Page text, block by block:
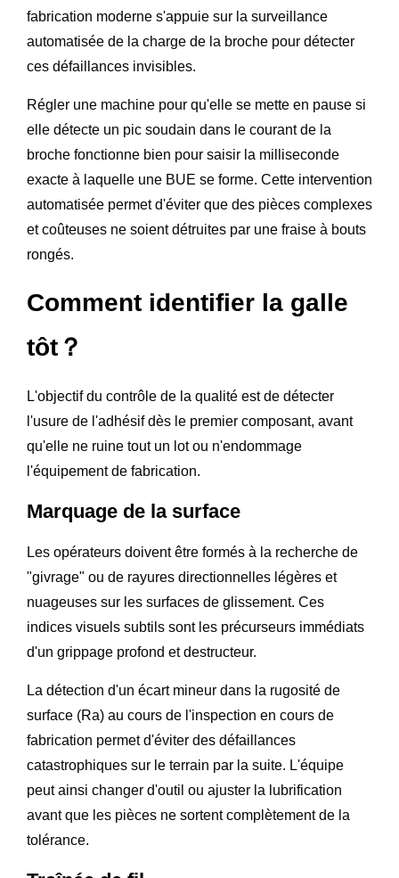
fabrication moderne s'appuie sur la surveillance
automatisée de la charge de la broche pour détecter
ces défaillances invisibles.
Régler une machine pour qu'elle se mette en pause si
elle détecte un pic soudain dans le courant de la
broche fonctionne bien pour saisir la milliseconde
exacte à laquelle une BUE se forme. Cette intervention
automatisée permet d'éviter que des pièces complexes
et coûteuses ne soient détruites par une fraise à bouts
rongés.
Comment identifier la galle
tôt？
L'objectif du contrôle de la qualité est de détecter
l'usure de l'adhésif dès le premier composant, avant
qu'elle ne ruine tout un lot ou n'endommage
l'équipement de fabrication.
Marquage de la surface
Les opérateurs doivent être formés à la recherche de
"givrage" ou de rayures directionnelles légères et
nuageuses sur les surfaces de glissement. Ces
indices visuels subtils sont les précurseurs immédiats
d'un grippage profond et destructeur.
La détection d'un écart mineur dans la rugosité de
surface (Ra) au cours de l'inspection en cours de
fabrication permet d'éviter des défaillances
catastrophiques sur le terrain par la suite. L'équipe
peut ainsi changer d'outil ou ajuster la lubrification
avant que les pièces ne sortent complètement de la
tolérance.